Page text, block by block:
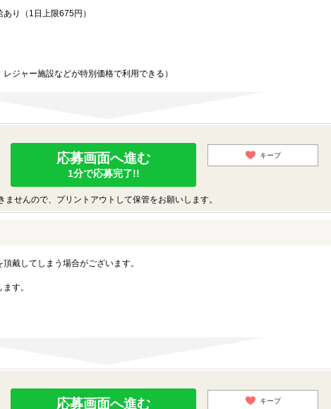
り（1日上限675円）
ジャー施設などが特別価格で利用できる）
応募画面へ進む
1分で応募完了!!
キープ
せんので、プリントアウトして保管をお願いします。
戴してしまう場合がございます。
す。
応募画面へ進む キープ